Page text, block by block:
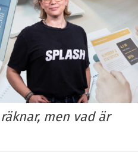
men vad är